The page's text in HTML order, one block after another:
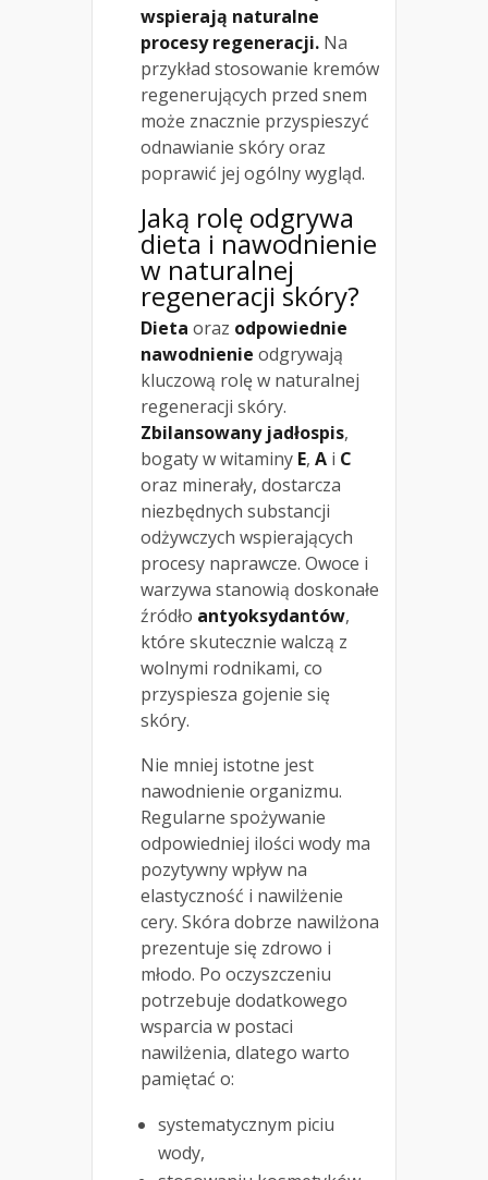
wspierają naturalne
procesy regeneracji. Na
przykład stosowanie kremów
regenerujących przed snem
może znacznie przyspieszyć
odnawianie skóry oraz
poprawić jej ogólny wygląd.
Jaką rolę odgrywa
dieta i nawodnienie
w naturalnej
regeneracji skóry?
Dieta oraz odpowiednie
nawodnienie odgrywają
kluczową rolę w naturalnej
regeneracji skóry.
Zbilansowany jadłospis,
bogaty w witaminy E, A i C
oraz minerały, dostarcza
niezbędnych substancji
odżywczych wspierających
procesy naprawcze. Owoce i
warzywa stanowią doskonałe
źródło antyoksydantów,
które skutecznie walczą z
wolnymi rodnikami, co
przyspiesza gojenie się
skóry.
Nie mniej istotne jest
nawodnienie organizmu.
Regularne spożywanie
odpowiedniej ilości wody ma
pozytywny wpływ na
elastyczność i nawilżenie
cery. Skóra dobrze nawilżona
prezentuje się zdrowo i
młodo. Po oczyszczeniu
potrzebuje dodatkowego
wsparcia w postaci
nawilżenia, dlatego warto
pamiętać o:
systematycznym piciu
wody,